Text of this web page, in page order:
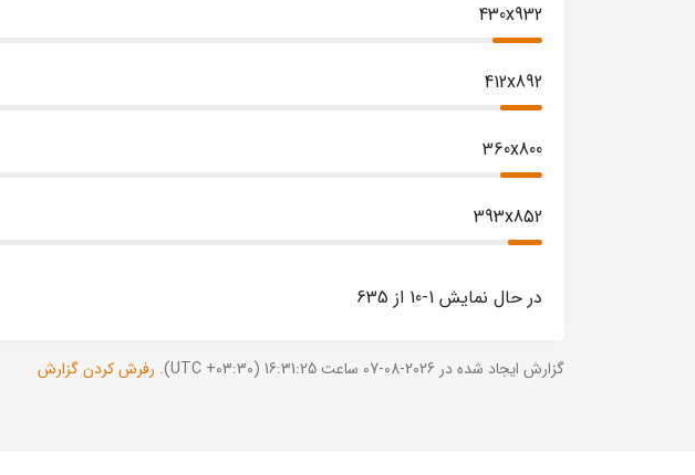
430x932
412x892
360x800
393x852
در حال نمایش 1-10 از 635
گزارش ایجاد شده در 2026-08-07 ساعت 16:31:25 (UTC +03:30). رفرش کردن گزارش